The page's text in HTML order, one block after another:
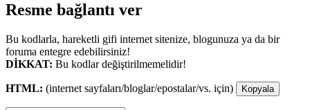
Resme bağlantı ver
Bu kodlarla, hareketli gifi internet sitenize, blogunuza ya da bir
foruma entegre edebilirsiniz!
DİKKAT: Bu kodlar değiştirilmemelidir!
HTML: (internet sayfaları/bloglar/epostalar/vs. için) Kopyala